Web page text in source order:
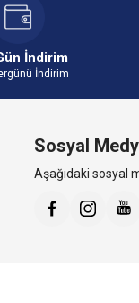
Alt yapı projelerinde ve
enerji ihtiyacını
beslenmesi için de
İndirim
İndirim
Sosyal
Aşağıdaki sosyal